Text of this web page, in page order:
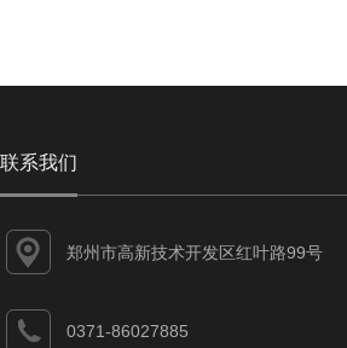
联系我们
郑州市高新技术开发区红叶路99号
0371-86027885